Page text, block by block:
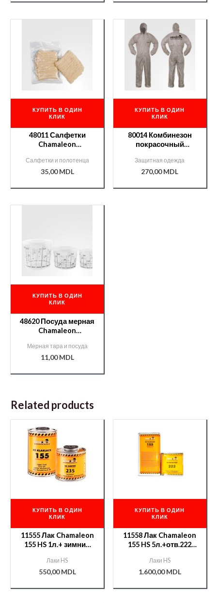
КУПИТЬ В ОДИН
КЛИК
48011 Салфетки
Chamaleon
Салфетки и полотенца
35,00MDL
КУПИТЬ В ОДИН
КЛИК
80014 Комбинезон
покрасочный
XL)
Защитная одежда
270,00MDL
КУПИТЬ В ОДИН
КЛИК
48620 Посуда мерная
Chamaleon
48622
Мерная тара и посуда
11,00MDL
Related products
КУПИТЬ В ОДИН
КЛИК
11555 Лак Chamaleon
155 HS 1л.+ зимний
Лаки HS
550,00MDL
КУПИТЬ В ОДИН
КЛИК
11558 Лак Chamaleon
155 HS 5л.+отв.222
Лаки HS
1.600,00MDL